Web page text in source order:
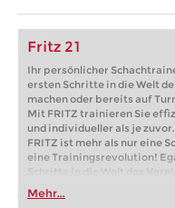
Fritz 21
Ihr persönlicher
ersten Schritte in die Welt
machen oder bereits auf
Mit FRITZ trainieren Sie
und individueller als je zuvor.
FRITZ ist mehr als nur eine
eine Trainingsrevolution!
Schritte in die Welt des
oder bereits auf
FRITZ trainieren Sie
Mehr...